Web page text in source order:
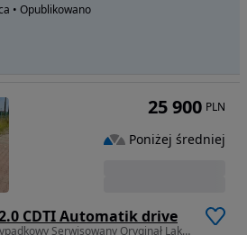
• Opublikowano
CDTI Automatik drive
1956 cm3 • 170 KM • Bezwypadkowy Serwisowany Oryginał Lakier Tempomat Automat Nawigacja
25 900 PLN
Poniżej średniej